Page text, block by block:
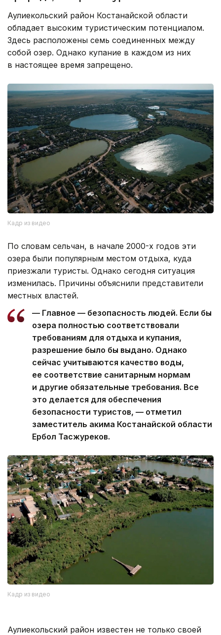
Аулиекольский район Костанайской области
обладает высоким туристическим потенциалом.
Здесь расположены семь соединенных между
собой озер. Однако купание в каждом из них
в настоящее время запрещено.
Кадр из видео
По словам сельчан, в начале 2000-х годов эти
озера были популярным местом отдыха, куда
приезжали туристы. Однако сегодня ситуация
изменилась. Причины объяснили представители
местных властей.
— Главное — безопасность людей. Если бы
озера полностью соответствовали
требованиям для отдыха и купания,
разрешение было бы выдано. Однако
сейчас учитываются качество воды,
ее соответствие санитарным нормам
и другие обязательные требования. Все
это делается для обеспечения
безопасности туристов, — отметил
заместитель акима Костанайской области
Ербол Тасжуреков.
Кадр из видео
Аулиекольский район известен не только своей